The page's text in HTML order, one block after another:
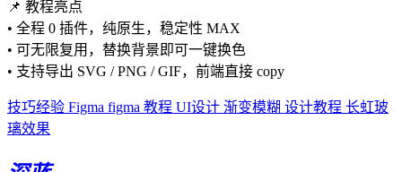
📌 教程亮点
• 全程 0 插件，纯原生，稳定性 MAX
• 可无限复用，替换背景即可一键换色
• 支持导出 SVG / PNG / GIF，前端直接 copy
技巧经验 Figma figma 教程 UI设计 渐变模糊 设计教程 长虹玻
璃效果